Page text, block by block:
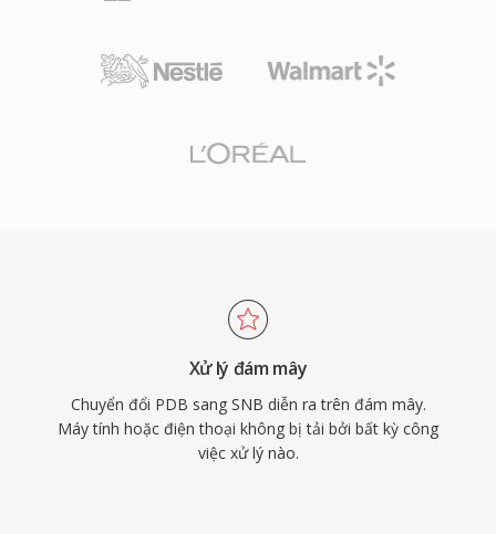
Xử lý đám mây
Chuyển đổi PDB sang SNB diễn ra trên đám mây.
Máy tính hoặc điện thoại không bị tải bởi bất kỳ công
việc xử lý nào.